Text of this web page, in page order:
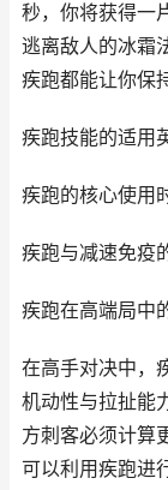
秒，你将获得一
逃离敌人的冰霜
疾跑都能让你保
疾跑技能的适用
疾跑的核心使用
疾跑与减速免疫
疾跑在高端局中
在高手对决中，
机动性与拉扯能
方刺客必须计算
可以利用疾跑进